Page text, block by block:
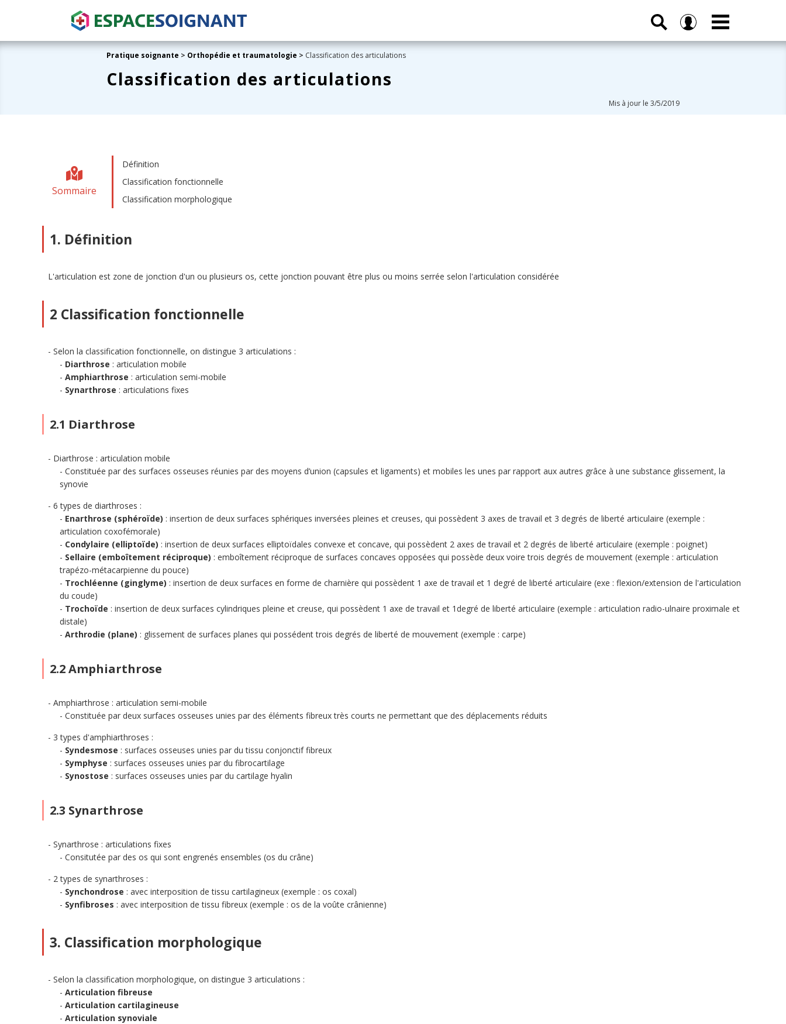
Pratique soignante > Orthopédie et traumatologie > Classification des articulations
Classification des articulations
Mis à jour le 3/5/2019
Sommaire
Définition
Classification fonctionnelle
Classification morphologique
1. Définition
L'articulation est zone de jonction d'un ou plusieurs os, cette jonction pouvant être plus ou moins serrée selon l'articulation considérée
2 Classification fonctionnelle
Selon la classification fonctionnelle, on distingue 3 articulations :
Diarthrose : articulation mobile
Amphiarthrose : articulation semi-mobile
Synarthrose : articulations fixes
2.1 Diarthrose
Diarthrose : articulation mobile
Constituée par des surfaces osseuses réunies par des moyens d’union (capsules et ligaments) et mobiles les unes par rapport aux autres grâce à une substance glissement, la
synovie
6 types de diarthroses :
Enarthrose (sphéroïde) : insertion de deux surfaces sphériques inversées pleines et creuses, qui possèdent 3 axes de travail et 3 degrés de liberté articulaire (exemple :
articulation coxofémorale)
Condylaire (elliptoïde) : insertion de deux surfaces elliptoïdales convexe et concave, qui possèdent 2 axes de travail et 2 degrés de liberté articulaire (exemple : poignet)
Sellaire (emboîtement réciproque) : emboîtement réciproque de surfaces concaves opposées qui possède deux voire trois degrés de mouvement (exemple : articulation
trapézo-métacarpienne du pouce)
Trochléenne (ginglyme) : insertion de deux surfaces en forme de charnière qui possèdent 1 axe de travail et 1 degré de liberté articulaire (exe : flexion/extension de l'articulation
du coude)
Trochoïde : insertion de deux surfaces cylindriques pleine et creuse, qui possèdent 1 axe de travail et 1degré de liberté articulaire (exemple : articulation radio-ulnaire proximale et
distale)
Arthrodie (plane) : glissement de surfaces planes qui possédent trois degrés de liberté de mouvement (exemple : carpe)
2.2 Amphiarthrose
Amphiarthrose : articulation semi-mobile
Constituée par deux surfaces osseuses unies par des éléments fibreux très courts ne permettant que des déplacements réduits
3 types d'amphiarthroses :
Syndesmose : surfaces osseuses unies par du tissu conjonctif fibreux
Symphyse : surfaces osseuses unies par du fibrocartilage
Synostose : surfaces osseuses unies par du cartilage hyalin
2.3 Synarthrose
Synarthrose : articulations fixes
Consitutée par des os qui sont engrenés ensembles (os du crâne)
2 types de synarthroses :
Synchondrose : avec interposition de tissu cartilagineux (exemple : os coxal)
Synfibroses : avec interposition de tissu fibreux (exemple : os de la voûte crânienne)
3. Classification morphologique
Selon la classification morphologique, on distingue 3 articulations :
Articulation fibreuse
Articulation cartilagineuse
Articulation synoviale